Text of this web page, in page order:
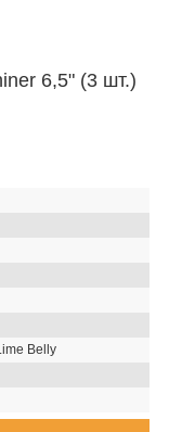
6,5" (3 шт.)
Belly